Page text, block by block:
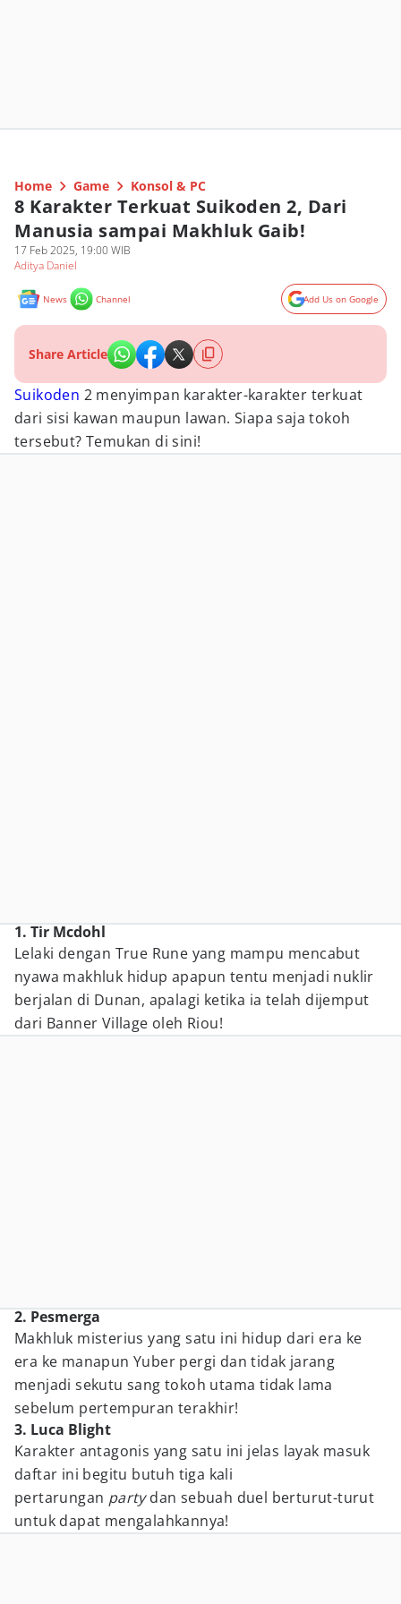
Home Game Konsol & PC
8 Karakter Terkuat Suikoden 2, Dari
Manusia sampai Makhluk Gaib!
17 Feb 2025, 19:00 WIB
Aditya Daniel
News Channel Add Us on Google
Share Article
Suikoden 2 menyimpan karakter-karakter terkuat
dari sisi kawan maupun lawan. Siapa saja tokoh
tersebut? Temukan di sini!
1. Tir Mcdohl
Lelaki dengan True Rune yang mampu mencabut
nyawa makhluk hidup apapun tentu menjadi nuklir
berjalan di Dunan, apalagi ketika ia telah dijemput
dari Banner Village oleh Riou!
2. Pesmerga
Makhluk misterius yang satu ini hidup dari era ke
era ke manapun Yuber pergi dan tidak jarang
menjadi sekutu sang tokoh utama tidak lama
sebelum pertempuran terakhir!
3. Luca Blight
Karakter antagonis yang satu ini jelas layak masuk
daftar ini begitu butuh tiga kali
pertarungan partydan sebuah duel berturut-turut
untuk dapat mengalahkannya!